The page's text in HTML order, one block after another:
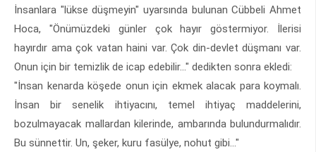
İnsanlara "lükse düşmeyin" uyarsında bulunan Cübbeli Ahmet
Hoca, "Önümüzdeki günler çok hayır göstermiyor. İlerisi
hayırdır ama çok vatan haini var. Çok din-devlet düşmanı var.
Onun için bir temizlik de icap edebilir..." dedikten sonra ekledi:
"İnsan kenarda köşede onun için ekmek alacak para koymalı.
İnsan bir senelik ihtiyacını, temel ihtiyaç maddelerini,
bozulmayacak mallardan kilerinde, ambarında bulundurmalıdır.
Bu sünnettir. Un, şeker, kuru fasülye, nohut gibi..."